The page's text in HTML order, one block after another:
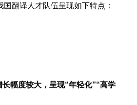
翻译人才队伍呈现如下特点：
度较大，呈现“年轻化”“高学